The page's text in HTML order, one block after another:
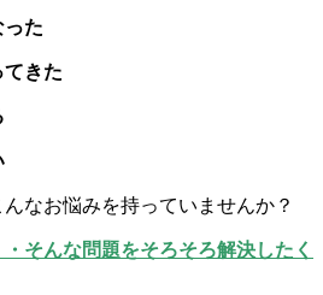
った
てきた
なお悩みを持っていませんか？
そんな問題をそろそろ解決したく